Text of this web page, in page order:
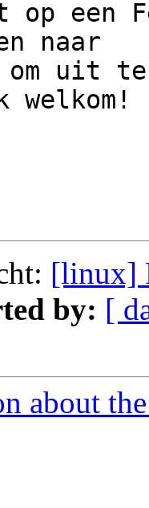
een
naar
uit
[linux]
by: [
about